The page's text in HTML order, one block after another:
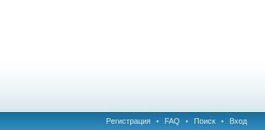
Регистрация • FAQ • Поиск • Вход